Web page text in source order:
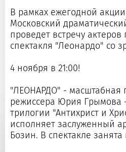
В рамках ежегодной
Московский
проведет встречу
спектакля "Леонардо" со
4 ноября в 21:00!
"ЛЕОНАРДО" - масштабная
режиссера Юрия Грымова
трилогии "Антихрист и
исполняет заслуженный
Бозин. В спектакле занята